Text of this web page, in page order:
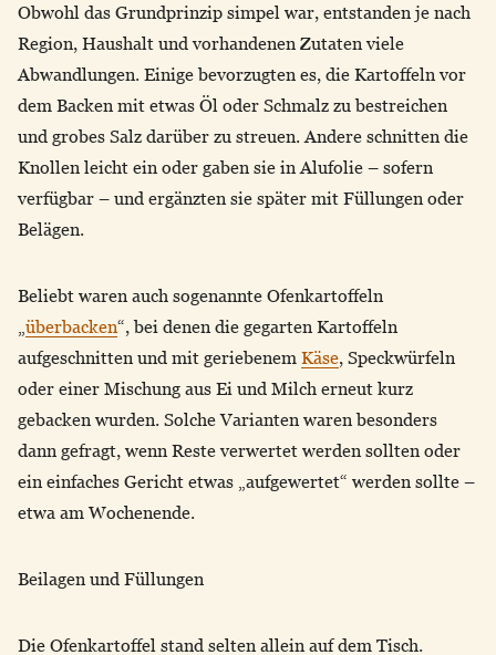
Obwohl das Grundprinzip simpel war, entstanden je nach
Region, Haushalt und vorhandenen Zutaten viele
Abwandlungen. Einige bevorzugten es, die Kartoffeln vor
dem Backen mit etwas Öl oder Schmalz zu bestreichen
und grobes Salz darüber zu streuen. Andere schnitten die
Knollen leicht ein oder gaben sie in Alufolie – sofern
verfügbar – und ergänzten sie später mit Füllungen oder
Belägen.
Beliebt waren auch sogenannte Ofenkartoffeln
überbacken“, bei denen die gegarten Kartoffeln
aufgeschnitten und mit geriebenem Käse, Speckwürfeln
oder einer Mischung aus Ei und Milch erneut kurz
gebacken wurden. Solche Varianten waren besonders
dann gefragt, wenn Reste verwertet werden sollten oder
ein einfaches Gericht etwas „aufgewertet“ werden sollte –
etwa am Wochenende.
Beilagen und Füllungen
Die Ofenkartoffel stand selten allein auf dem Tisch.